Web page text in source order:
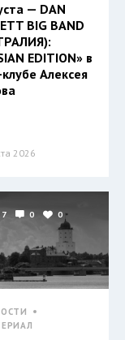
— DAN
BIG BAND
EDITION» в
Алексея
2026
0 0